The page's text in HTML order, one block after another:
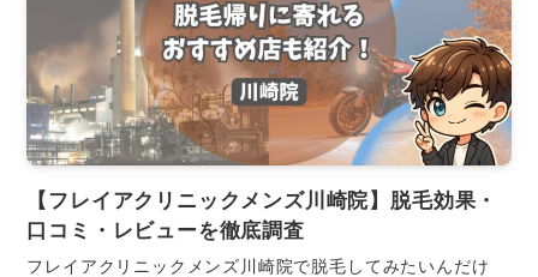
【フレイアクリニックメンズ川崎院】脱毛効果・
口コミ・レビューを徹底調査
フレイアクリニックメンズ川崎院で脱毛してみたいんだけ